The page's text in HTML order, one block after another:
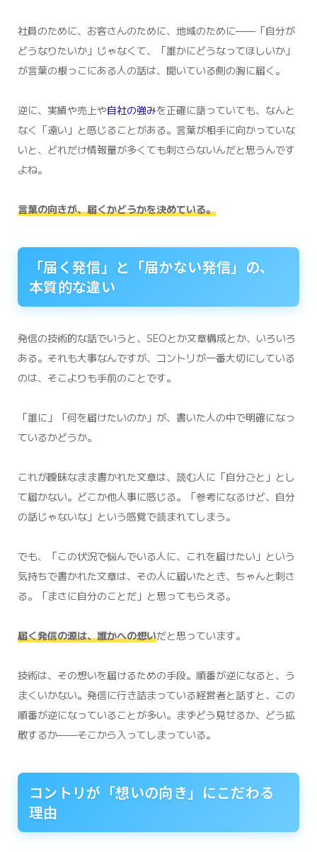
社員のために、お客さんのために、地域のために——「自分が
どうなりたいか」じゃなくて、「誰かにどうなってほしいか」
が言葉の根っこにある人の話は、聞いている側の胸に届く。
逆に、実績や売上や自社の強みを正確に語っていても、なんと
なく「遠い」と感じることがある。言葉が相手に向かっていな
いと、どれだけ情報量が多くても刺さらないんだと思うんです
よね。
言葉の向きが、届くかどうかを決めている。
「届く発信」と「届かない発信」の、
本質的な違い
発信の技術的な話でいうと、SEOとか文章構成とか、いろいろ
ある。それも大事なんですが、コントリが一番大切にしている
のは、そこよりも手前のことです。
「誰に」「何を届けたいのか」が、書いた人の中で明確になっ
ているかどうか。
これが曖昧なまま書かれた文章は、読む人に「自分ごと」とし
て届かない。どこか他人事に感じる。「参考になるけど、自分
の話じゃないな」という感覚で読まれてしまう。
でも、「この状況で悩んでいる人に、これを届けたい」という
気持ちで書かれた文章は、その人に届いたとき、ちゃんと刺さ
る。「まさに自分のことだ」と思ってもらえる。
届く発信の源は、誰かへの想いだと思っています。
技術は、その想いを届けるための手段。順番が逆になると、う
まくいかない。発信に行き詰まっている経営者と話すと、この
順番が逆になっていることが多い。まずどう見せるか、どう拡
散するか——そこから入ってしまっている。
コントリが「想いの向き」にこだわる
理由